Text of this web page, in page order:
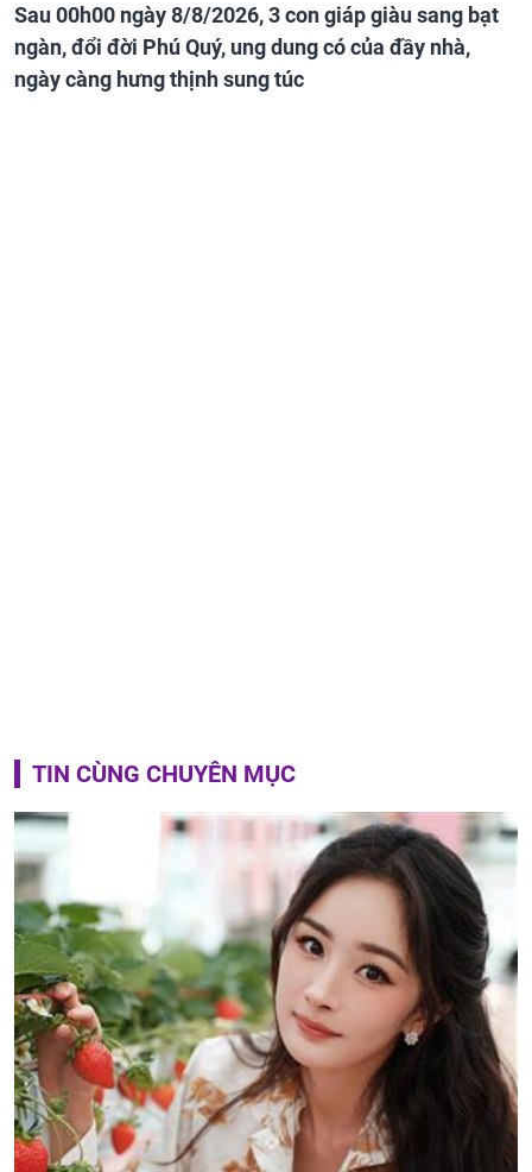
Sau 00h00 ngày 8/8/2026, 3 con giáp giàu sang bạt
ngàn, đổi đời Phú Quý, ung dung có của đầy nhà,
ngày càng hưng thịnh sung túc
TIN CÙNG CHUYÊN MỤC